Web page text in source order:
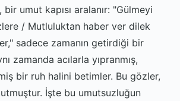
umut kapısı aralanır: "Gülmeyi
/ Mutluluktan haber ver dilek
sadece zamanın getirdiği bir
zamanda acılarla yıpranmış,
bir ruh halini betimler. Bu gözler,
İşte bu umutsuzluğun